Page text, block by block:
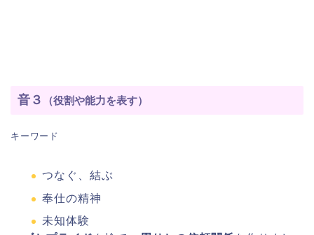
音３ （役割や能力を表す）
キーワード
つなぐ、結ぶ
奉仕の精神
未知体験